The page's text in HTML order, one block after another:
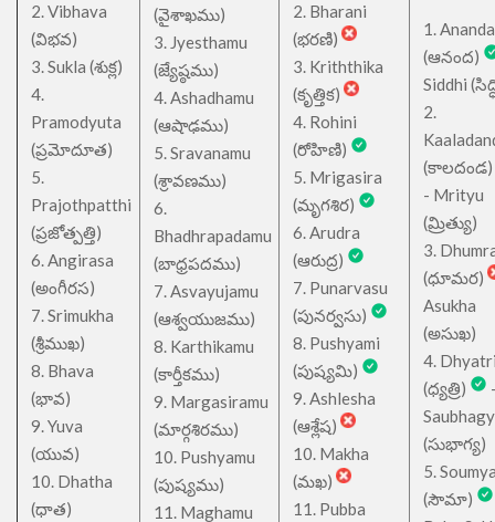
2. Vibhava
(విభవ)
3. Sukla (శుక్ల)
4.
Pramodyuta
(ప్రమోదూత)
5.
Prajothpatthi
(ప్రజోత్పత్తి)
6. Angirasa
(అంగీరస)
7. Srimukha
(శ్రీముఖ)
8. Bhava
(భావ)
9. Yuva
(యువ)
10. Dhatha
(ధాత)
(వైశాఖము)
3. Jyesthamu
(జ్యేష్ఠము)
4. Ashadhamu
(ఆషాఢము)
5. Sravanamu
(శ్రావణము)
6.
Bhadhrapadamu
(బాధ్రపదము)
7. Asvayujamu
(ఆశ్వయుజము)
8. Karthikamu
(కార్తీకము)
9. Margasiramu
(మార్గశిరము)
10. Pushyamu
(పుష్యము)
11. Maghamu
2. Bharani
(భరణి)
3. Kriththika
(కృత్తిక)
4. Rohini
(రోహిణి)
5. Mrigasira
(మృగశిర)
6. Arudra
(ఆరుద్ర)
7. Punarvasu
(పునర్వసు)
8. Pushyami
(పుష్యమి)
9. Ashlesha
(ఆశ్లేష)
10. Makha
(మఖ)
11. Pubba
1. Ananda
(ఆనంద)
Siddhi
2.
(కాలదండ)
- Mrityu
(మ్రిత్యు)
3.
(ధూమర)
Asukha
(అసుఖ)
4.
(ధ్యత్రి)
(సుభాగ్య)
5.
(సౌమా)